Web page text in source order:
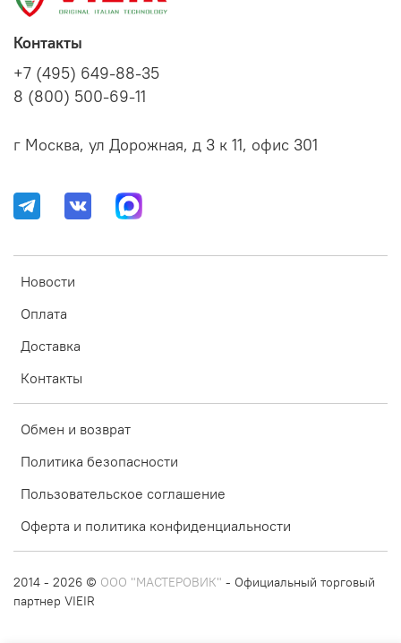
Новости
Оплата
Доставка
Контакты
Обмен и возврат
Политика безопасности
Пользовательское соглашение
Оферта и политика конфиденциальности
Контакты
+7 (495) 649-88-35
8 (800) 500-69-11
г Москва, ул Дорожная, д 3 к 11, офис 301
2014 - 2026 © ООО "МАСТЕРОВИК" - Официальный торговый
партнер VIEIR